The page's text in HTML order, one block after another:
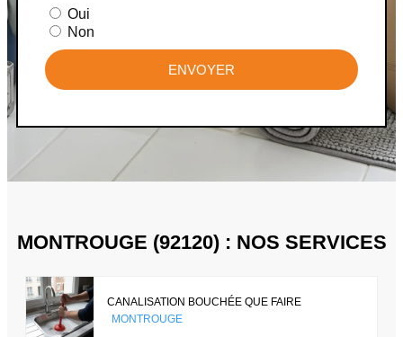
Oui
Non
ENVOYER
MONTROUGE (92120) : NOS SERVICES
CANALISATION BOUCHÉE QUE FAIRE
MONTROUGE